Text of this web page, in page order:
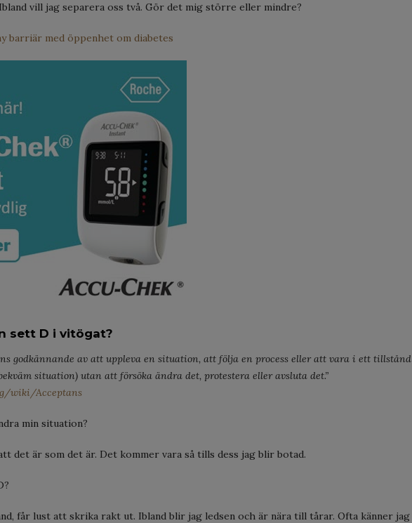
vill jag separera oss två. Gör det mig större eller mindre?
barriär med öppenhet om diabetes
sett D i vitögat?
godkännande av att uppleva en situation, att följa en process eller att vara i ett tillstånd
situation) utan att försöka ändra det, protestera eller avsluta det.”
wiki/Acceptans
min situation?
det är som det är. Det kommer vara så tills dess jag blir botad.
får lust att skrika rakt ut. Ibland blir jag ledsen och är nära till tårar. Ofta känner jag